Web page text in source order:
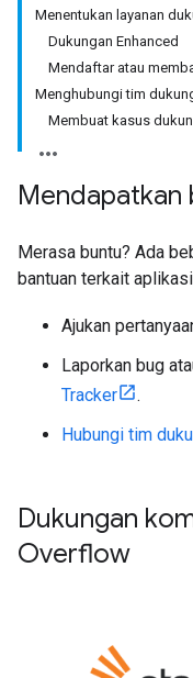
Menentukan layanan
Dukungan Enhanced
Mendaftar atau
Menghubungi tim
Membuat kasus
Mendapatkan
Merasa buntu? Ada
bantuan terkait
Ajukan
Laporkan bug
Tracker
.
Hubungi tim
Dukungan
Overflow